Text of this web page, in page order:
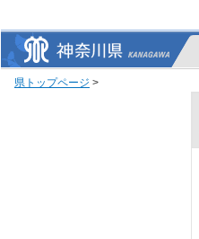
県トップページ >